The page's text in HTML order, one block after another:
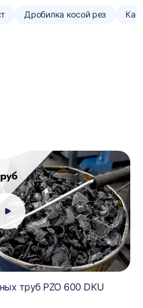
Дробилка косой рез
труб PZO 600 DKU